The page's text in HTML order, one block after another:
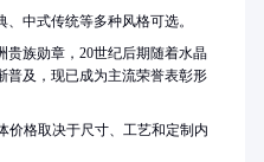
中式传统等多种风格可选。
贵族勋章，20世纪后期随着水晶
普及，现已成为主流荣誉表彰形
价格取决于尺寸、工艺和定制内